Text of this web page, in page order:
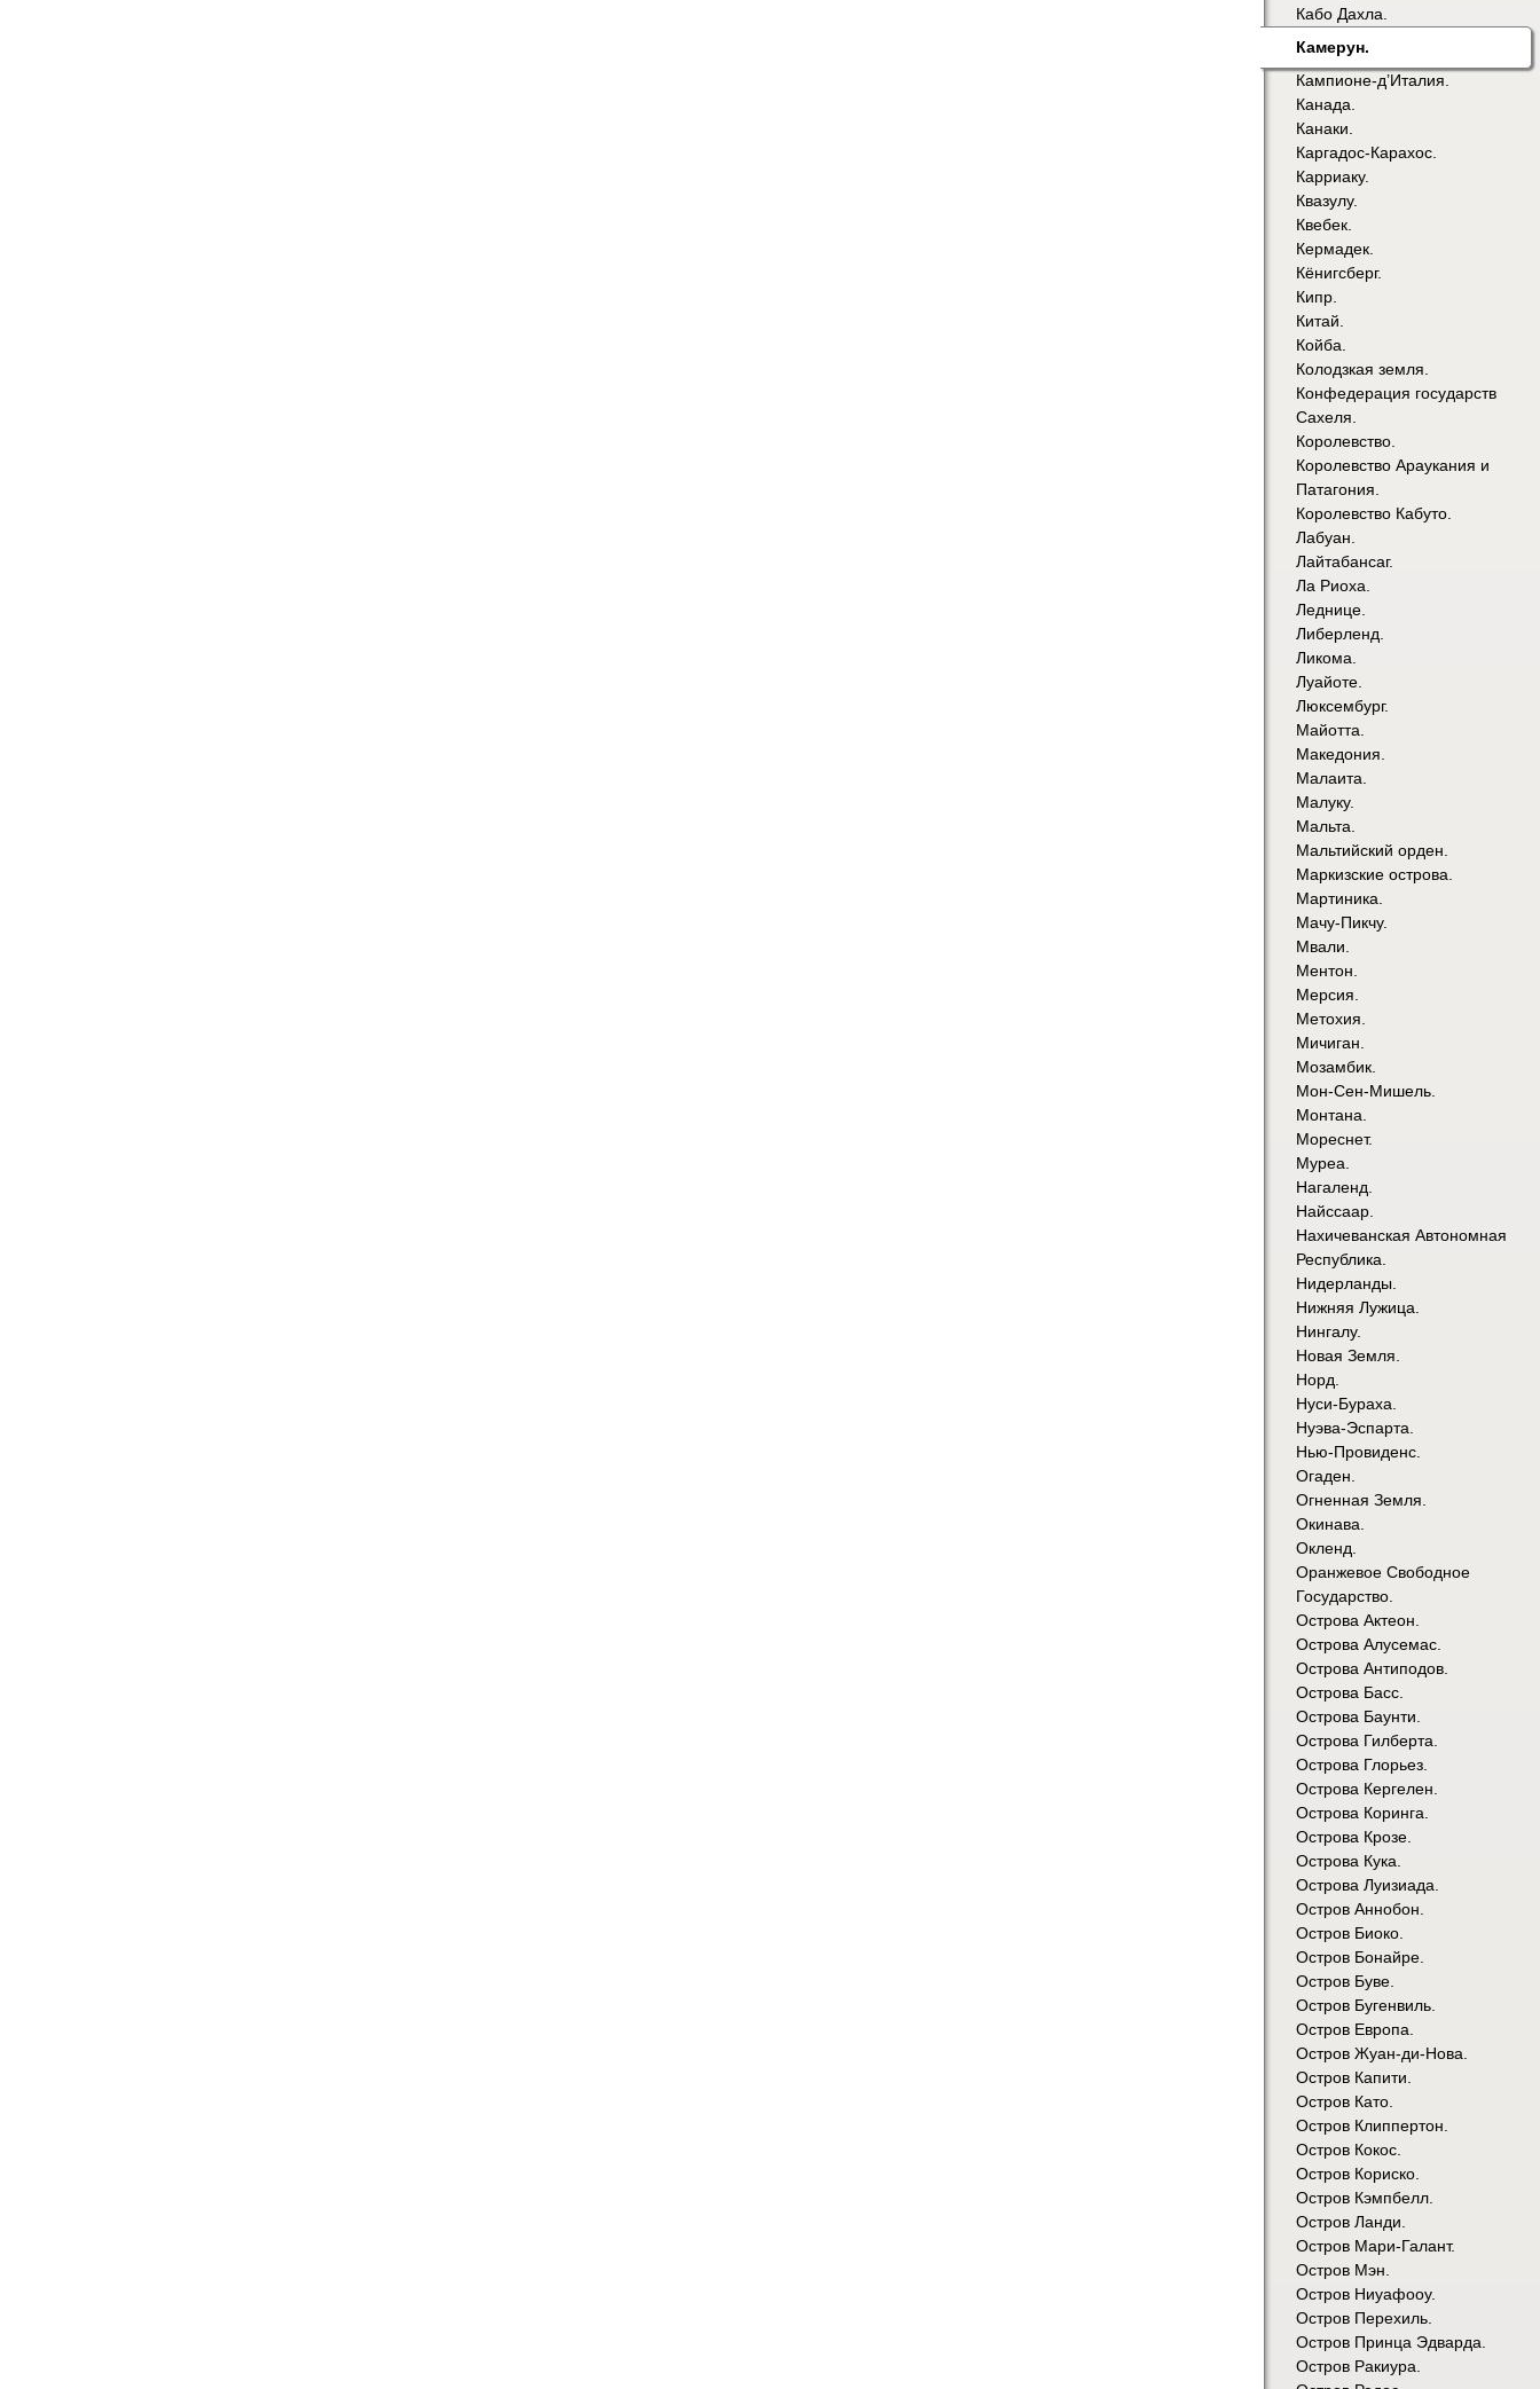
Кабо Дахла.
Камерун.
Кампионе-д’Италия.
Канада.
Канаки.
Каргадос-Карахос.
Карриаку.
Квазулу.
Квебек.
Кермадек.
Кёнигсберг.
Кипр.
Китай.
Койба.
Колодзкая земля.
Конфедерация государств
Сахеля.
Королевство.
Королевство Араукания и
Патагония.
Королевство Кабуто.
Лабуан.
Лайтабансаг.
Ла Риоха.
Леднице.
Либерленд.
Ликома.
Луайоте.
Люксембург.
Майотта.
Македония.
Малаита.
Малуку.
Мальта.
Мальтийский орден.
Маркизские острова.
Мартиника.
Мачу-Пикчу.
Мвали.
Ментон.
Мерсия.
Метохия.
Мичиган.
Мозамбик.
Мон-Сен-Мишель.
Монтана.
Мореснет.
Муреа.
Нагаленд.
Найссаар.
Нахичеванская Автономная
Республика.
Нидерланды.
Нижняя Лужица.
Нингалу.
Новая Земля.
Норд.
Нуси-Бураха.
Нуэва-Эспарта.
Нью-Провиденс.
Огаден.
Огненная Земля.
Окинава.
Окленд.
Оранжевое Свободное
Государство.
Острова Актеон.
Острова Алусемас.
Острова Антиподов.
Острова Басс.
Острова Баунти.
Острова Гилберта.
Острова Глорьез.
Острова Кергелен.
Острова Коринга.
Острова Крозе.
Острова Кука.
Острова Луизиада.
Остров Аннобон.
Остров Биоко.
Остров Бонайре.
Остров Буве.
Остров Бугенвиль.
Остров Европа.
Остров Жуан-ди-Нова.
Остров Капити.
Остров Като.
Остров Клиппертон.
Остров Кокос.
Остров Кориско.
Остров Кэмпбелл.
Остров Ланди.
Остров Мари-Галант.
Остров Мэн.
Остров Ниуафооу.
Остров Перехиль.
Остров Принца Эдварда.
Остров Ракиура.